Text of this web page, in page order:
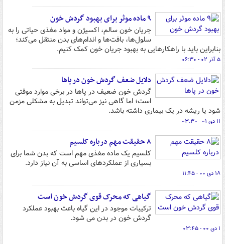
۹ ماده موثر برای بهبود گردش خون
جریان خون سالم، اکسیژن و مواد مغذی حیاتی را به
سلول‌ها، بافت‌ها و اندام‌های بدن منتقل می‌کند؛
بنابراین باید با راهکارهایی به بهبود جریان خون کمک کنیم.
۵ آذر ۰۲ - ۰۶:۳۰
دلایل ضعف گردش خون در پاها
گردش خون ضعیف در پاها در برخی موارد موقتی
است؛ اما گاهی نیز می‌تواند تبدیل به مشکلی مزمن
شود یا ریشه در یک بیماری داشته باشد.
۱۱ دی ۰۱ - ۰۳:۳۰
۸ حقیقت مهم درباره کلسیم
کلسیم یک ماده مغذی مهم است که بدن شما برای
بسیاری از عملکردهای اساسی به آن نیاز دارد.
۱۸ دی ۰۰ - ۱۱:۴۵
گیاهی که محرک قوی گردش خون است
ترکیبات موجود در این گیاه باعث بهبود عملکرد
گردش خون در بدن می شود.
۱ دی ۰۰ - ۰۳:۴۵